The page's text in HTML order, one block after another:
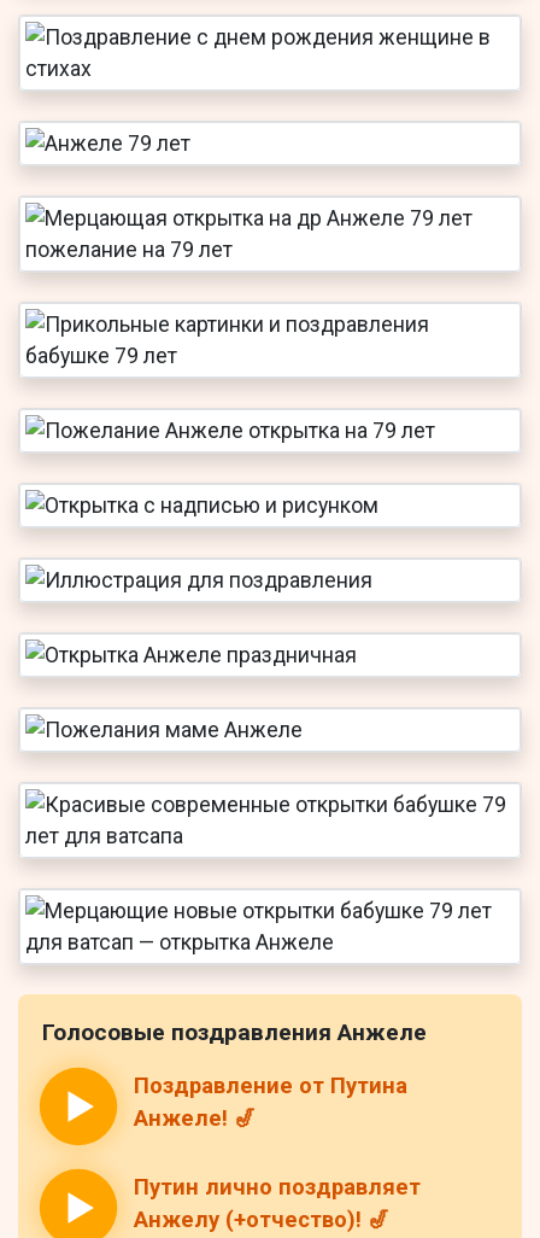
Голосовые поздравления Анжеле
Поздравление от Путина
Анжеле! 🎷
Путин лично поздравляет
Анжелу (+отчество)! 🎷